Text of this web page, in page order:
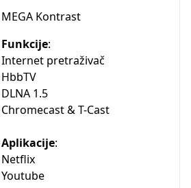
MEGA Kontrast
Funkcije:
Internet pretraživač
HbbTV
DLNA 1.5
Chromecast & T-Cast
Aplikacije:
Netflix
Youtube